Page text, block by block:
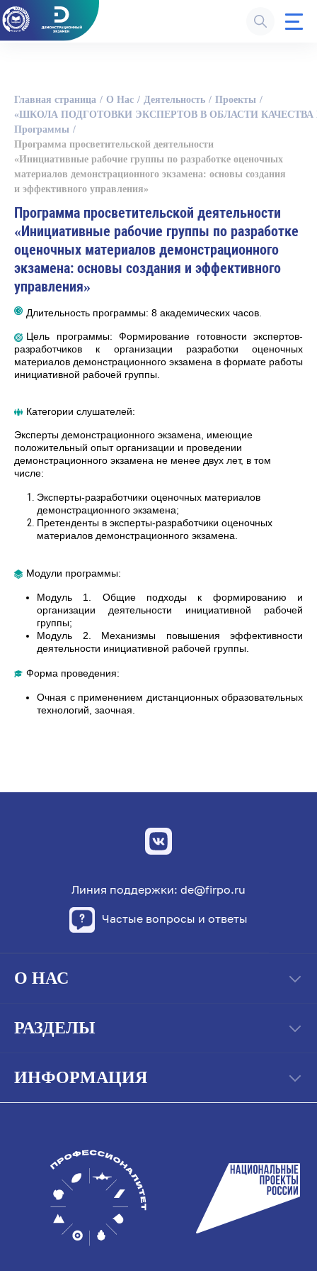
Главная страница О Нас Деятельность
Проекты
«ШКОЛА ПОДГОТОВКИ ЭКСПЕРТОВ В ОБЛАСТИ
Программы
Программа просветительской деятельности
«Инициативные рабочие группы по разработке оценочных
материалов демонстрационного экзамена: основы создания
и эффективного управления»
Программа просветительской деятельности
«Инициативные рабочие группы по разработке
оценочных материалов демонстрационного
экзамена: основы создания и эффективного
управления»
Длительность программы: 8 академических часов.
Цель программы: Формирование готовности экспертов-
разработчиков к организации разработки оценочных
материалов демонстрационного экзамена в формате работы
инициативной рабочей группы.
Категории слушателей:
Эксперты демонстрационного экзамена, имеющие
положительный опыт организации и проведении
демонстрационного экзамена не менее двух лет, в том
числе:
Эксперты-разработчики оценочных материалов
демонстрационного экзамена;
Претенденты в эксперты-разработчики оценочных
материалов демонстрационного экзамена.
Модули программы:
Модуль 1. Общие подходы к формированию и
организации деятельности инициативной рабочей
группы;
Модуль 2. Механизмы повышения эффективности
деятельности инициативной рабочей группы.
Форма проведения:
Очная с применением дистанционных образовательных
технологий, заочная.
Линия поддержки: de@firpo.ru
Частые вопросы и ответы
О НАС
РАЗДЕЛЫ
ИНФОРМАЦИЯ